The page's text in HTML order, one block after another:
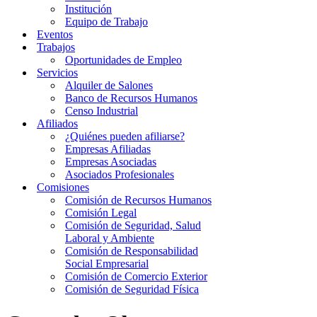
Institución
Equipo de Trabajo
Eventos
Trabajos
Oportunidades de Empleo
Servicios
Alquiler de Salones
Banco de Recursos Humanos
Censo Industrial
Afiliados
¿Quiénes pueden afiliarse?
Empresas Afiliadas
Empresas Asociadas
Asociados Profesionales
Comisiones
Comisión de Recursos Humanos
Comisión Legal
Comisión de Seguridad, Salud
Laboral y Ambiente
Comisión de Responsabilidad
Social Empresarial
Comisión de Comercio Exterior
Comisión de Seguridad Física